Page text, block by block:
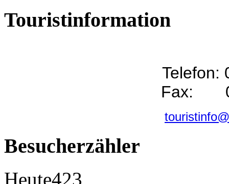
Touristinformation
Telefon:
Fax:
Besucherzähler
Heute423